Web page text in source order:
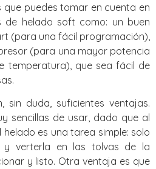
puedes tomar en cuenta en
de helado soft como: un buen
(para una fácil programación),
(para una mayor potencia
temperatura), que sea fácil de
sin duda, suficientes ventajas.
sencillas de usar, dado que al
es una tarea simple: solo
y verterla en las tolvas de la
y listo. Otra ventaja es que